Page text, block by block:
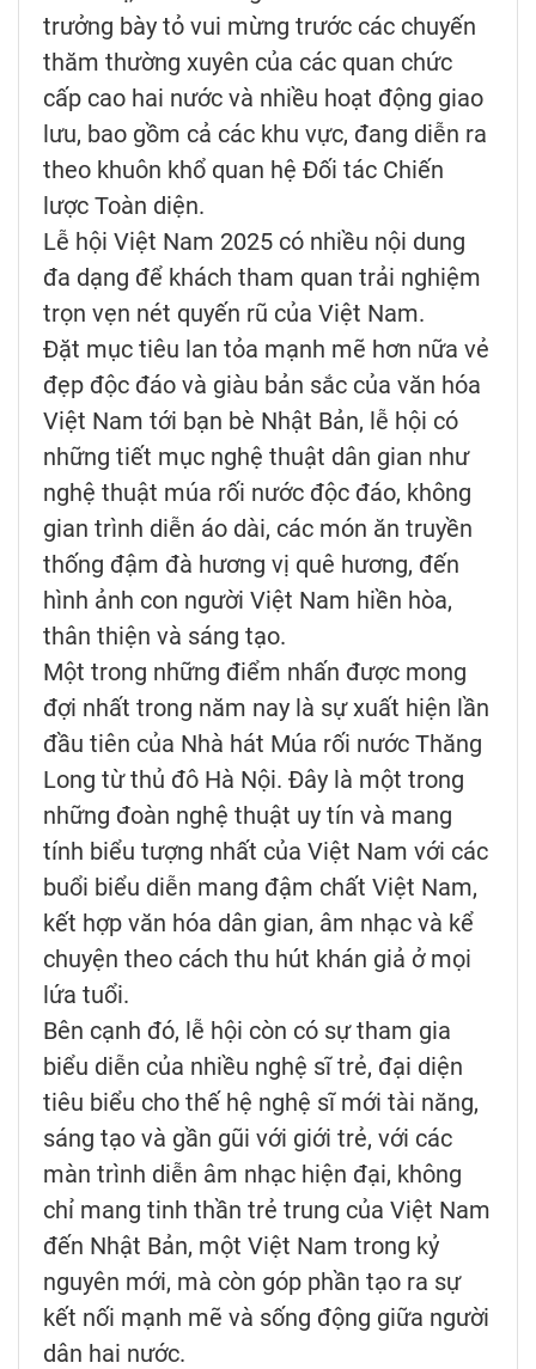
trưởng bày tỏ vui mừng trước các chuyến
thăm thường xuyên của các quan chức
cấp cao hai nước và nhiều hoạt động giao
lưu, bao gồm cả các khu vực, đang diễn ra
theo khuôn khổ quan hệ Đối tác Chiến
lược Toàn diện.
Lễ hội Việt Nam 2025 có nhiều nội dung
đa dạng để khách tham quan trải nghiệm
trọn vẹn nét quyến rũ của Việt Nam.
Đặt mục tiêu lan tỏa mạnh mẽ hơn nữa vẻ
đẹp độc đáo và giàu bản sắc của văn hóa
Việt Nam tới bạn bè Nhật Bản, lễ hội có
những tiết mục nghệ thuật dân gian như
nghệ thuật múa rối nước độc đáo, không
gian trình diễn áo dài, các món ăn truyền
thống đậm đà hương vị quê hương, đến
hình ảnh con người Việt Nam hiền hòa,
thân thiện và sáng tạo.
Một trong những điểm nhấn được mong
đợi nhất trong năm nay là sự xuất hiện lần
đầu tiên của Nhà hát Múa rối nước Thăng
Long từ thủ đô Hà Nội. Đây là một trong
những đoàn nghệ thuật uy tín và mang
tính biểu tượng nhất của Việt Nam với các
buổi biểu diễn mang đậm chất Việt Nam,
kết hợp văn hóa dân gian, âm nhạc và kể
chuyện theo cách thu hút khán giả ở mọi
lứa tuổi.
Bên cạnh đó, lễ hội còn có sự tham gia
biểu diễn của nhiều nghệ sĩ trẻ, đại diện
tiêu biểu cho thế hệ nghệ sĩ mới tài năng,
sáng tạo và gần gũi với giới trẻ, với các
màn trình diễn âm nhạc hiện đại, không
chỉ mang tinh thần trẻ trung của Việt Nam
đến Nhật Bản, một Việt Nam trong kỷ
nguyên mới, mà còn góp phần tạo ra sự
kết nối mạnh mẽ và sống động giữa người
dân hai nước.